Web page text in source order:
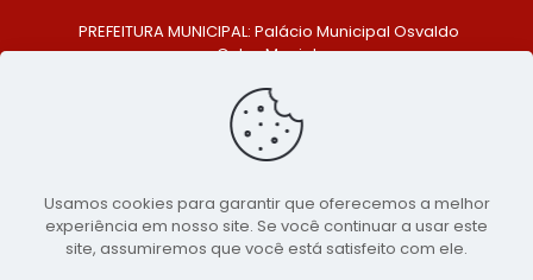
PREFEITURA MUNICIPAL: Palácio Municipal Osvaldo
Celso Maciel
Centro, São Bento do Una - PE. CEP: 553370-128
TELEFONE: (81) 99548-1569
E-MAIL: ouvidoria@saobentodouna.pe.gov.br
Copyright 2021-2026 - Assessoria de Comunicação da
Prefeitura de São Bento do Una - PE
Usamos cookies para garantir que oferecemos a melhor
experiência em nosso site. Se você continuar a usar este
site, assumiremos que você está satisfeito com ele.